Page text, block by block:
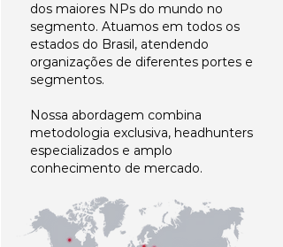
dos maiores NPs do mundo no
segmento. Atuamos em todos os
estados do Brasil, atendendo
organizações de diferentes portes e
segmentos.
Nossa abordagem combina
metodologia exclusiva, headhunters
especializados e amplo
conhecimento de mercado.